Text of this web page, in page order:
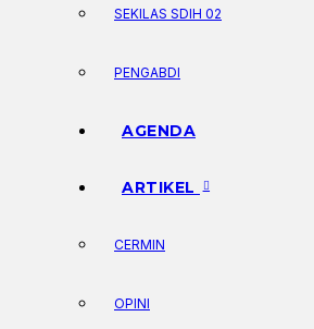
SEKILAS SDIH 02
PENGABDI
AGENDA
ARTIKEL
CERMIN
OPINI